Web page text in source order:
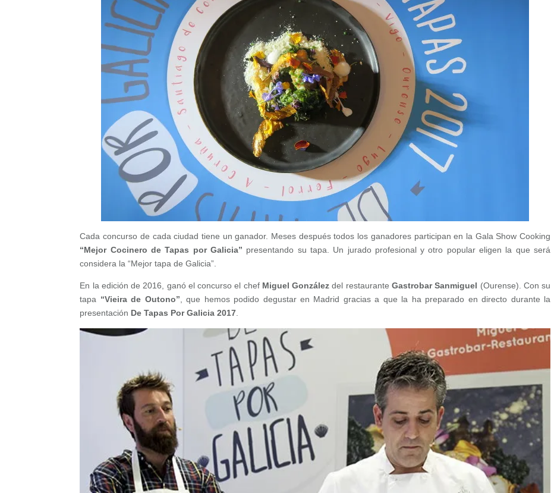
Cada concurso de cada ciudad tiene un ganador. Meses después todos los ganadores participan en la Gala Show Cooking
“Mejor Cocinero de Tapas por Galicia” presentando su tapa. Un jurado profesional y otro popular eligen la que será
considera la “Mejor tapa de Galicia”.
En la edición de 2016, ganó el concurso el chef Miguel González del restauranteGastrobar Sanmiguel (Ourense). Con su
tapa “Vieira de Outono”, que hemos podido degustar en Madrid gracias a que la ha preparado en directo durante la
presentación De Tapas Por Galicia 2017.